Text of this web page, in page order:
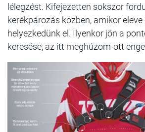
lélegzést. Kifejezetten sokszor
kerékpározás közben, amikor eleve
helyezkedünk el. Ilyenkor jön a
keresése, az itt meghúzom-ott